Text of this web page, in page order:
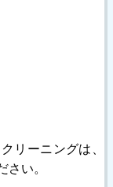
リーニングは、
い。